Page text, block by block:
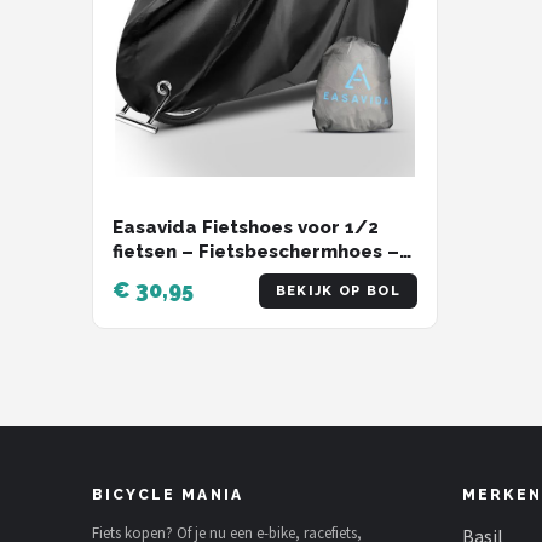
Schwalbe
Voltano
Shimano
Alle merken →
Easavida Fietshoes voor 1/2
fietsen – Fietsbeschermhoes –
Waterdicht – 200 x 85 x 110 cm
– Inclusief Opbergtas
€ 30,95 BEKIJK OP BOL
BICYCLE MANIA
Fiets kopen? Of je nu een e-bike, racefiets,
MERKEN
Basil